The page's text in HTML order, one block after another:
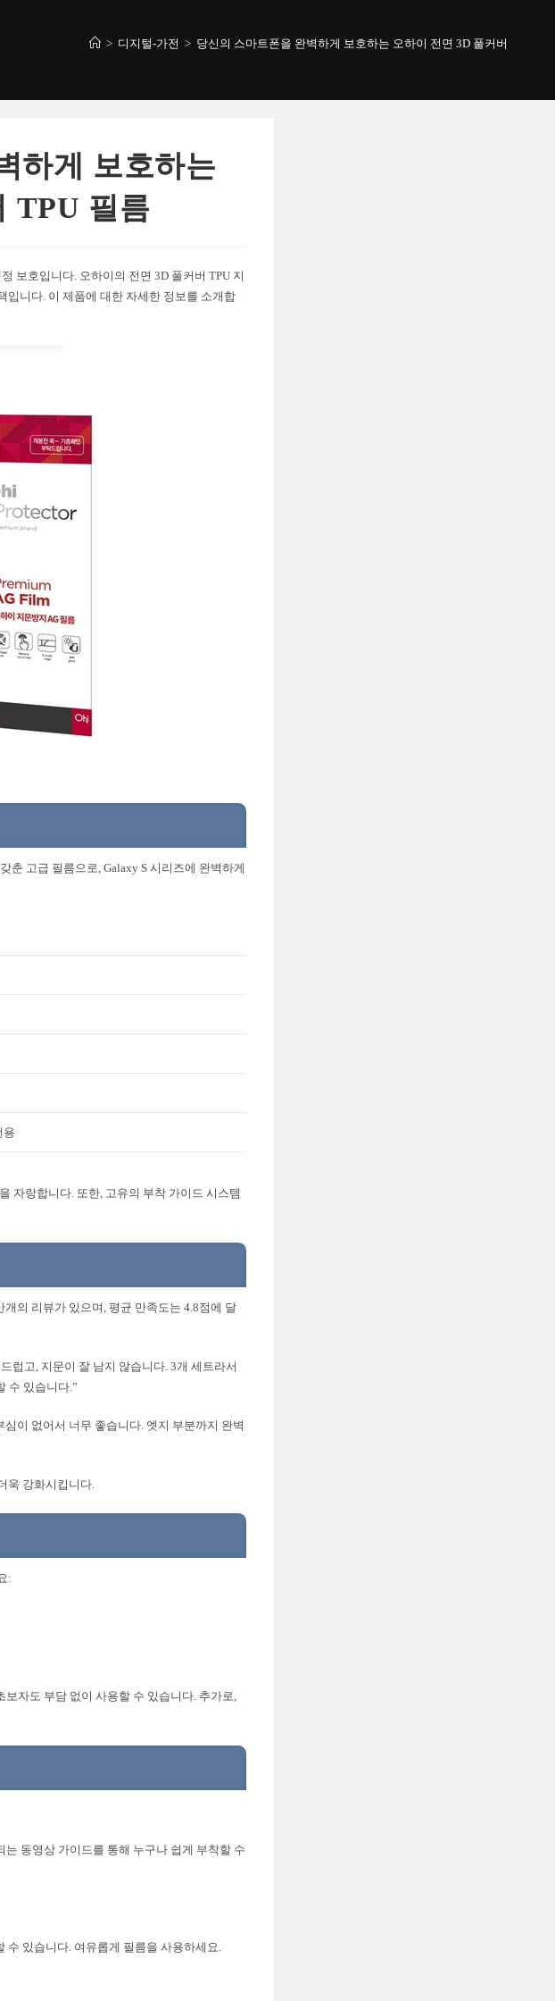
> 디지털-가전 > 당신의 스마트폰을 완벽하게 보호하는 오하이 전면 3D 풀커버 TPU 필
하게 보호하는
TPU 필름
보호입니다. 오하이의 전면 3D 풀커버 TPU 지
입니다. 이 제품에 대한 자세한 정보를 소개합
춘 고급 필름으로, Galaxy S 시리즈에 완벽하게
용
자랑합니다. 또한, 고유의 부착 가이드 시스템
의 리뷰가 있으며, 평균 만족도는 4.8점에 달
럽고, 지문이 잘 남지 않습니다. 3개 세트라서
수 있습니다.”
이 없어서 너무 좋습니다. 엣지 부분까지 완벽
욱 강화시킵니다.
:
자도 부담 없이 사용할 수 있습니다. 추가로,
동영상 가이드를 통해 누구나 쉽게 부착할 수
있습니다. 여유롭게 필름을 사용하세요.